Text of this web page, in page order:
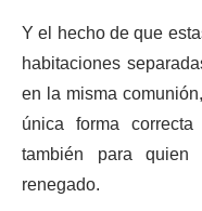
Y el hecho de que
habitaciones
en la misma
única forma
también para
renegado.